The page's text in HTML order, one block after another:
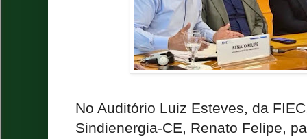
No Auditório Luiz Esteves, da
Sindienergia-CE, Renato Felipe,